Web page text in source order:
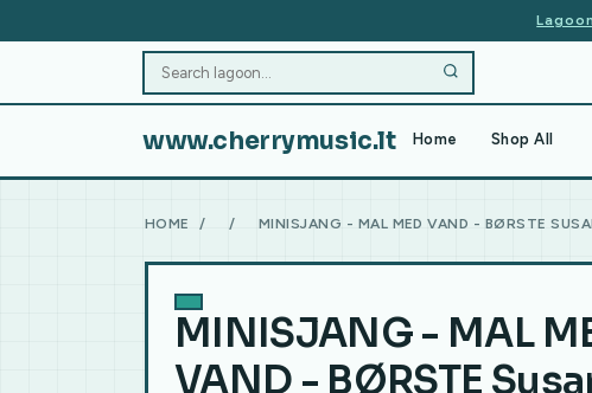
www.cherrymusic.lt Home Shop All
HOME / / MINISJANG - MAL MED VAND - BØRSTE
MINISJANG - MAL
VAND - BØRSTE